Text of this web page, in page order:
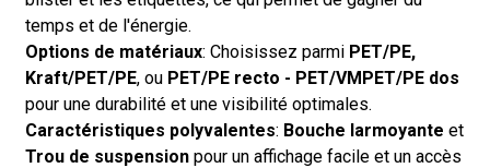
temps et de l'énergie.
Options de matériaux: Choisissez parmi PET/PE,
Kraft/PET/PE, ou PET/PE recto - PET/VMPET/PE dos
pour une durabilité et une visibilité optimales.
Caractéristiques polyvalentes: Bouche larmoyante et
Trou de suspensionpour un affichage facile et un accès